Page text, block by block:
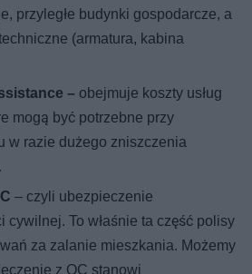
przyległe budynki gospodarcze, a
(armatura, kabina
– obejmuje koszty usług
mogą być potrzebne przy
w razie dużego zniszczenia
– czyli ubezpieczenie
cywilnej. To właśnie ta część polisy
za zalanie mieszkania. Możemy
z OC stanowi